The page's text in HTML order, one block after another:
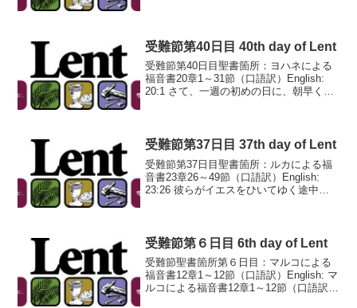
受難節第40日目 40th day of Lent
受難節第40日目聖書箇所：ヨハネによる
福音書20章1～31節（口語訳）English:
20:1 さて、一週の初めの日に、朝早くま
受難節第37日目 37th day of Lent
受難節第37日目聖書箇所：ルカによる福
音書23章26～49節（口語訳）English:
23:26 彼らがイエスをひいてゆく途中、
受難節第６日目 6th day of Lent
受難節聖書箇所第６日目：マルコによる
福音書12章1～12節（口語訳）English: マ
ルコによる福音書12章1～12節（口語訳）